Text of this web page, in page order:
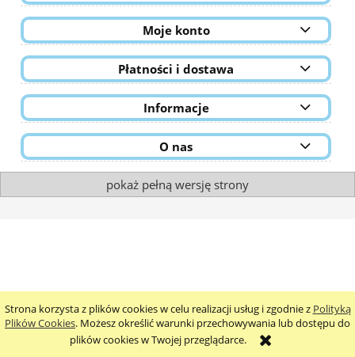
Strona korzysta z plików cookies w celu realizacji usług i zgodnie z Polityką
Plików Cookies. Możesz określić warunki przechowywania lub dostępu do
plików cookies w Twojej przeglądarce.
Moje konto
Płatności i dostawa
Informacje
O nas
pokaż pełną wersję strony